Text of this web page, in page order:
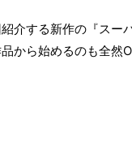
介する新作の『スー
から始めるのも全然